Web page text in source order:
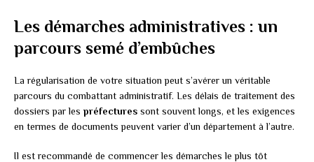
Les démarches administratives : un
parcours semé d’embûches
La régularisation de votre situation peut s’avérer un véritable
parcours du combattant administratif. Les délais de traitement des
dossiers par les préfectures sont souvent longs, et les exigences
en termes de documents peuvent varier d’un département à l’autre.
Il est recommandé de commencer les démarches le plus tôt